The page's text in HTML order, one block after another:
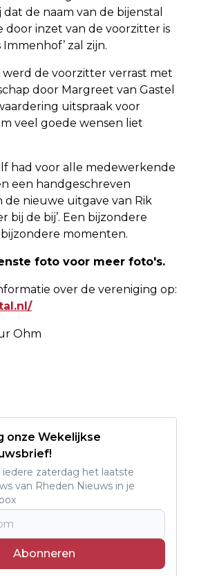
de naam van de bijenstal
door inzet van de voorzitter is
Immenhof’ zal zijn.
werd de voorzitter verrast met
door Margreet van Gastel
uitspraak voor
veel goede wensen liet
had voor alle medewerkende
een handgeschreven
de nieuwe uitgave van Rik
bij de bij’. Een bijzondere
momenten.
foto voor meer foto's.
over de vereniging op:
onze Wekelijkse
iedere zaterdag het laatste
van Rheden Nieuws in je
Abonneren